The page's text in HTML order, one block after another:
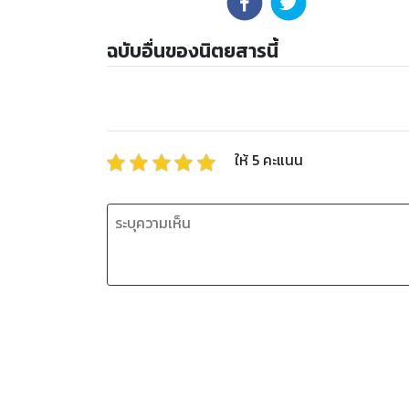
ฉบับอื่นของนิตยสารนี้
ให้ 5 คะแนน